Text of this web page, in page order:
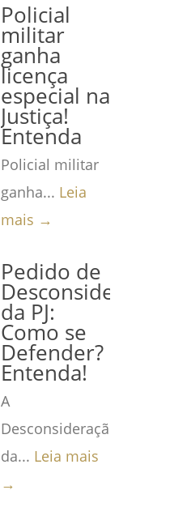
Policial
militar
ganha
licença
especial na
Justiça!
Entenda
Policial militar
ganha... Leia
mais →
Pedido de
Desconsideração
da PJ:
Como se
Defender?
Entenda!
A
Desconsideração
da... Leia mais
→